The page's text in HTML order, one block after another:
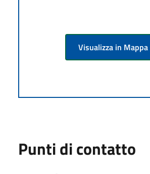
Visualizza in Mappa
Punti di contatto